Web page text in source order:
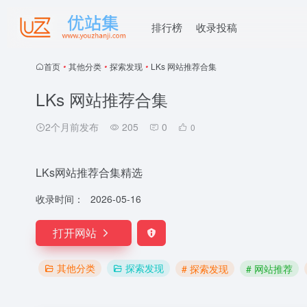
排行榜 收录投稿
首页 • 其他分类 • 探索发现 • LKs 网站推荐合集
LKs 网站推荐合集
2个月前发布 205 0 0
LKs网站推荐合集精选
收录时间： 2026-05-16
打开网站
其他分类 探索发现 # 探索发现 # 网站推荐